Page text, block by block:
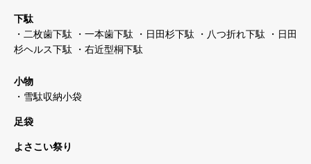
下駄
・二枚歯下駄
・一本歯下駄 ・日田杉下駄 ・八つ折れ下駄
・日田
杉ヘルス下駄
・右近型桐下駄
小物
・雪駄収納小袋
足袋
よさこい祭り